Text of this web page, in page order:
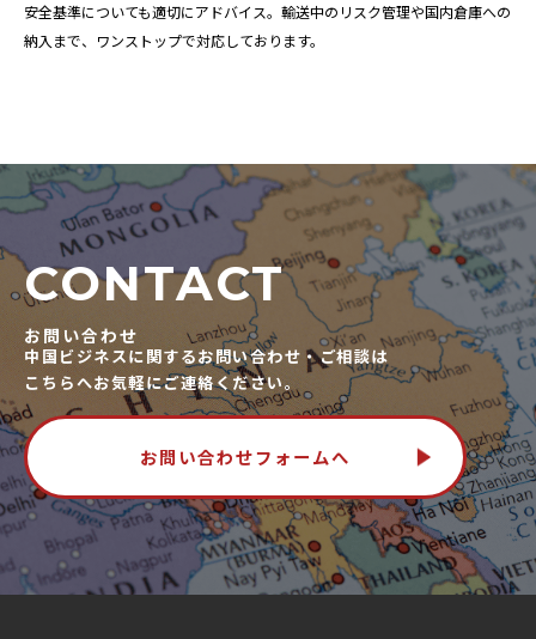
安全基準についても適切にアドバイス。輸送中のリスク管理や国内倉庫への
納入まで、ワンストップで対応しております。
CONTACT
お問い合わせ
中国ビジネスに関するお問い合わせ・ご相談は
こちらへお気軽にご連絡ください。
お問い合わせフォームへ